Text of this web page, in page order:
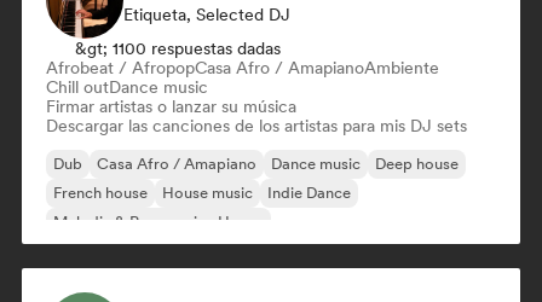
Etiqueta, Selected DJ
&gt; 1100 respuestas dadas
Afrobeat / AfropopCasa Afro / AmapianoAmbiente
Chill outDance music
Firmar artistas o lanzar su música
Descargar las canciones de los artistas para mis DJ sets
Dub Casa Afro / Amapiano Dance music
Deep house
French house
House music
Indie Dance
Melodic & Progressive House